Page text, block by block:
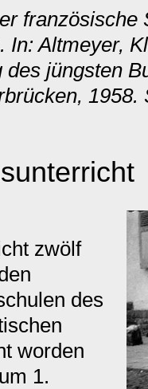
französische
In: Altmeyer,
jüngsten
1958.
zwölf
des
worden
1.